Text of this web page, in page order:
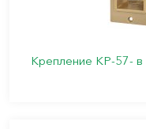
Крепление КР-57-